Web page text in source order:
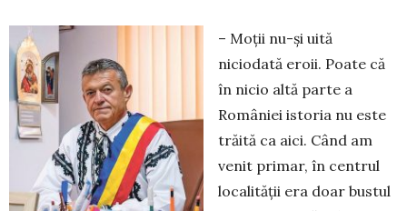
– Moții nu-și uită
niciodată eroii. Poate că
în nicio altă parte a
României istoria nu este
trăită ca aici. Când am
venit primar, în centrul
localității era doar bustul